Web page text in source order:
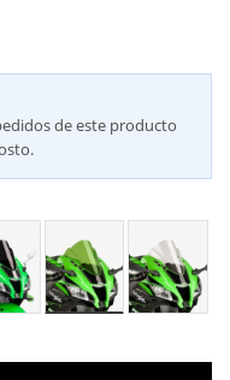
de este producto